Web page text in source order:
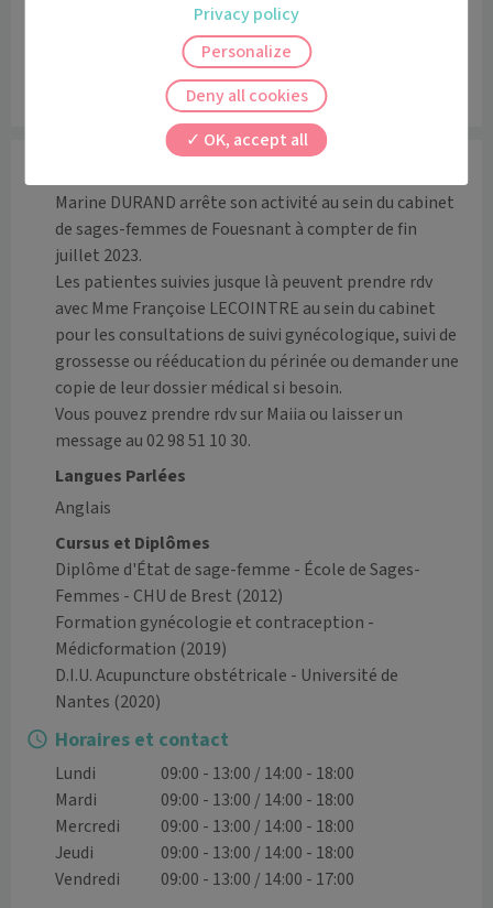
Leaflet|©OpenStreetMap
Marine DURAND arrête son activité au sein du cabinet
de sages-femmes de Fouesnant à compter de fin
juillet 2023.
Les patientes suivies jusque là peuvent prendre rdv
avec Mme Françoise LECOINTRE au sein du cabinet
pour les consultations de suivi gynécologique, suivi de
grossesse ou rééducation du périnée ou demander une
copie de leur dossier médical si besoin.
Vous pouvez prendre rdv sur Maiia ou laisser un
message au 02 98 51 10 30.
Langues Parlées
Anglais
Cursus et Diplômes
Diplôme d'État de sage-femme - École de Sages-
Femmes - CHU de Brest (2012)
Formation gynécologie et contraception -
Médicformation (2019)
D.I.U. Acupuncture obstétricale - Université de
Nantes (2020)
Horaires et contact
Lundi
09:00 - 13:00 / 14:00 - 18:00
Mardi
09:00 - 13:00 / 14:00 - 18:00
Mercredi
09:00 - 13:00 / 14:00 - 18:00
Jeudi
09:00 - 13:00 / 14:00 - 18:00
Vendredi
09:00 - 13:00 / 14:00 - 17:00
OK, accept all
Deny all cookies
Personalize
Privacy policy